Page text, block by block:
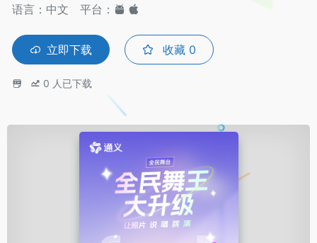
语言：中文
平台：
立即下载 收藏 0
0 人已下载